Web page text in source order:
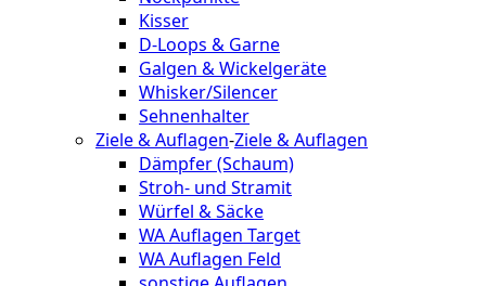
Kisser
D-Loops & Garne
Galgen & Wickelgeräte
Whisker/Silencer
Sehnenhalter
Ziele & Auflagen-Ziele & Auflagen
Dämpfer (Schaum)
Stroh- und Stramit
Würfel & Säcke
WA Auflagen Target
WA Auflagen Feld